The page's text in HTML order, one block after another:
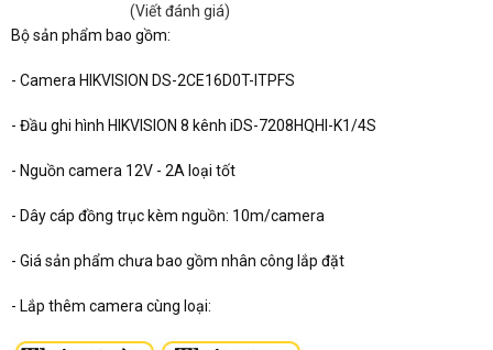
(Viết đánh giá)
Bộ sản phẩm bao gồm:
- Camera HIKVISION DS-2CE16D0T-ITPFS
- Đầu ghi hình HIKVISION 8 kênh iDS-7208HQHI-K1/4S
- Nguồn camera 12V - 2A loại tốt
- Dây cáp đồng trục kèm nguồn: 10m/camera
- Giá sản phẩm chưa bao gồm nhân công lắp đặt
- Lắp thêm camera cùng loại: